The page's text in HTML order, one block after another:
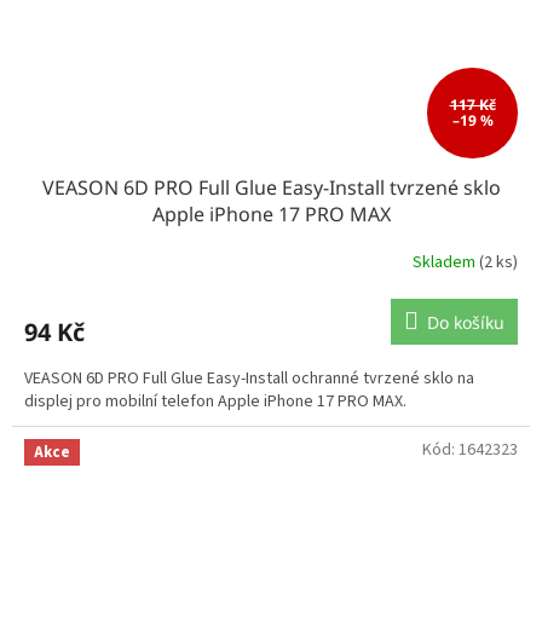
117 Kč
–19 %
VEASON 6D PRO Full Glue Easy-Install tvrzené sklo
Apple iPhone 17 PRO MAX
Skladem (2 ks)
94 Kč Do košíku
VEASON 6D PRO Full Glue Easy-Install ochranné tvrzené sklo na
displej pro mobilní telefon Apple iPhone 17 PRO MAX.
Akce Kód: 1642323